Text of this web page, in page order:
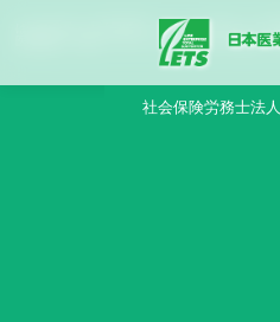
はまゆり糖・生活習慣病クリニック 溝の口 - 日
医院開業・承継・クリニック経営支援・医療モー
社会保険労務士法人